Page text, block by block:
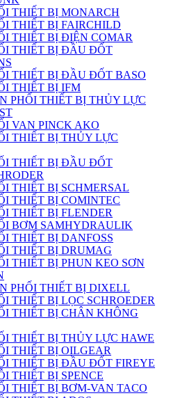
THIẾT BỊ MONARCH
THIẾT BỊ FAIRCHILD
THIẾT BỊ ĐIỆN COMAR
THIẾT BỊ ĐẦU ĐỐT
THIẾT BỊ ĐẦU ĐỐT BASO
THIẾT BỊ IFM
PHỐI THIẾT BỊ THỦY LỰC
VAN PINCK AKO
THIẾT BỊ THỦY LỰC
THIẾT BỊ ĐẦU ĐỐT
THIẾT BỊ SCHMERSAL
THIẾT BỊ COMINTEC
THIẾT BỊ FLENDER
BƠM SAMHYDRAULIK
THIẾT BỊ DANFOSS
THIẾT BỊ DRUMAG
THIẾT BỊ PHUN KEO SƠN
PHỐI THIẾT BỊ DIXELL
THIẾT BỊ LỌC SCHROEDER
THIẾT BỊ CHÂN KHÔNG
THIẾT BỊ THỦY LỰC HAWE
THIẾT BỊ OILGEAR
THIẾT BỊ ĐẦU ĐỐT FIREYE
THIẾT BỊ SPENCE
THIẾT BỊ BƠM-VAN TACO